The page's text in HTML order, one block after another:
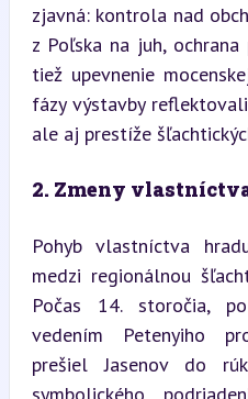
zjavná: kontrola nad
z Poľska na juh,
tiež upevnenie
fázy výstavby
ale aj prestíže
2. Zmeny
Pohyb vlastníctva
medzi regionálnou
Počas 14. storočia,
vedením Petenyiho
prešiel Jasenov do